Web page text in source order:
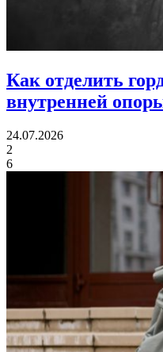
Как отделить
внутренней
24.07.2026
2
6